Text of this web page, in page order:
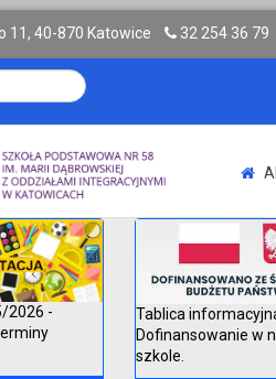
11, 40-870 Katowice 32 254 36 79
2026 -
Tablica
Dofinansowanie w
szkole.